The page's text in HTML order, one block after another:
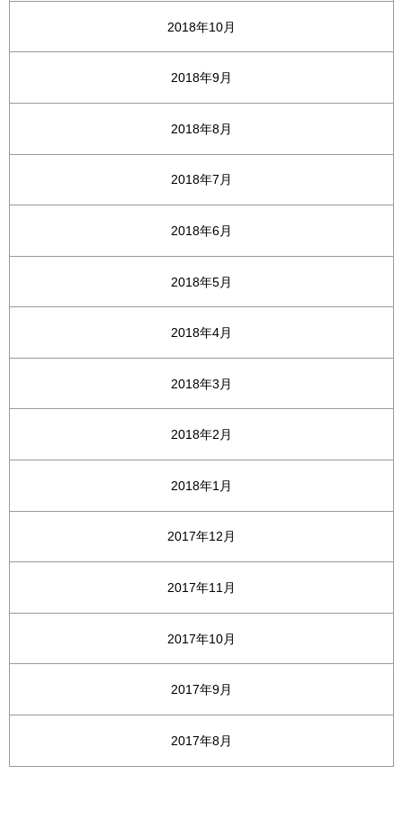
2018年10月
2018年9月
2018年8月
2018年7月
2018年6月
2018年5月
2018年4月
2018年3月
2018年2月
2018年1月
2017年12月
2017年11月
2017年10月
2017年9月
2017年8月